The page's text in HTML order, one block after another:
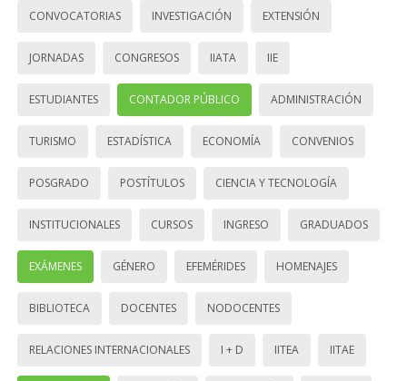
CONVOCATORIAS INVESTIGACIÓN EXTENSIÓN
JORNADAS CONGRESOS IIATA IIE
ESTUDIANTES CONTADOR PÚBLICO ADMINISTRACIÓN
TURISMO ESTADÍSTICA ECONOMÍA CONVENIOS
POSGRADO POSTÍTULOS CIENCIA Y TECNOLOGÍA
INSTITUCIONALES CURSOS INGRESO GRADUADOS
EXÁMENES GÉNERO EFEMÉRIDES HOMENAJES
BIBLIOTECA DOCENTES NODOCENTES
RELACIONES INTERNACIONALES I + D IITEA IITAE